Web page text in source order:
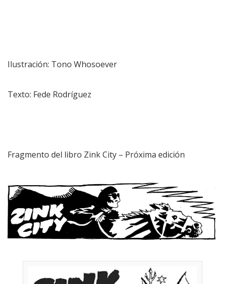
Ilustración: Tono Whosoever
Texto: Fede Rodríguez
Fragmento del libro Zink City – Próxima edición